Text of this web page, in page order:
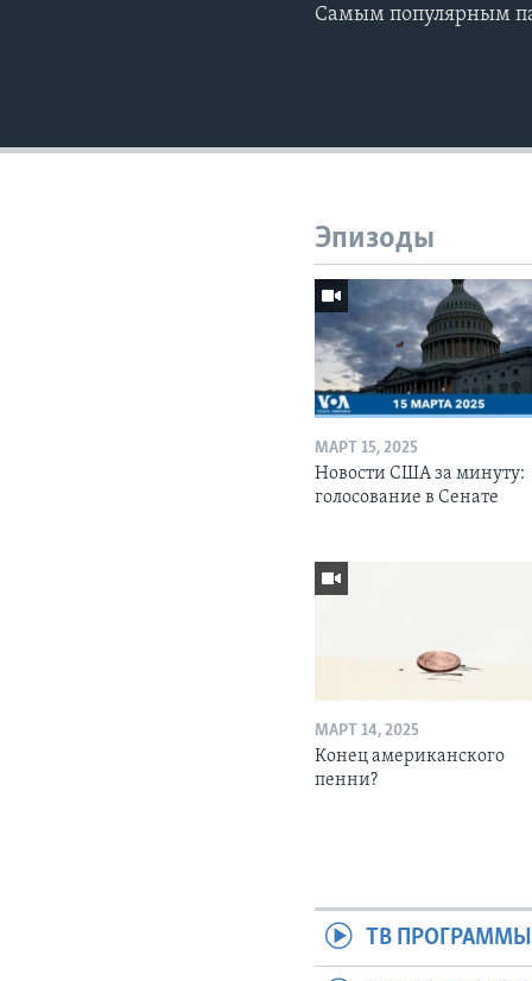
Самым популярным
Эпизоды
МАРТ 15, 2025
Новости США за минуту:
голосование в Сенате
МАРТ 14, 2025
Конец американского
пенни?
ТВ ПРОГРАММЫ